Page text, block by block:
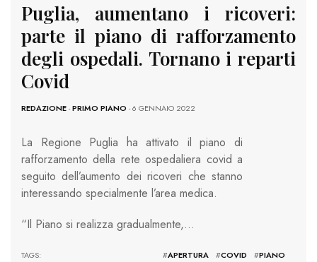
Puglia, aumentano i ricoveri:
parte il piano di rafforzamento
degli ospedali. Tornano i reparti
Covid
REDAZIONE-PRIMO PIANO - 6 GENNAIO 2022
La Regione Puglia ha attivato il piano di
rafforzamento della rete ospedaliera covid a
seguito dell’aumento dei ricoveri che stanno
interessando specialmente l’area medica.
“Il Piano si realizza gradualmente,…
TAGS: #APERTURA #COVID #PIANO